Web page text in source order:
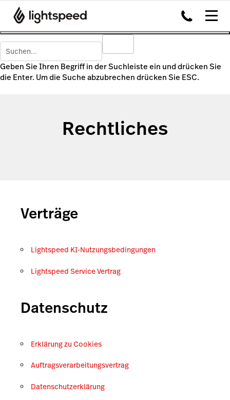
Geben Sie Ihren Begriff in der Suchleiste ein und drücken Sie
die Enter. Um die Suche abzubrechen drücken Sie ESC.
Rechtliches
Verträge
Lightspeed KI-Nutzungsbedingungen
Lightspeed Service Vertrag
Datenschutz
Erklärung zu Cookies
Auftragsverarbeitungsvertrag
Datenschutzerklärung